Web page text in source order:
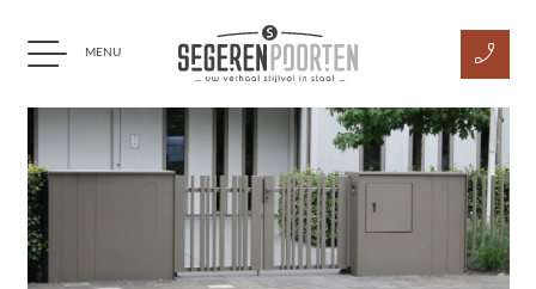
Ga naar content
MENU phone_enabled